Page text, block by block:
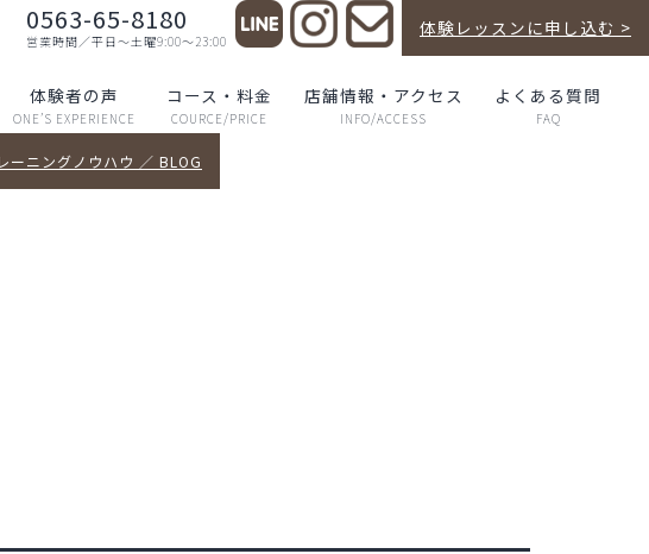
0563-65-8180
営業時間／平日～土曜9:00～23:00
体験レッスンに申し込む >
体験者の声
ONE’S EXPERIENCE
コース・料金
COURCE/PRICE
店舗情報・アクセス
INFO/ACCESS
よくある質問
FAQ
ーニングノウハウ ／ BLOG